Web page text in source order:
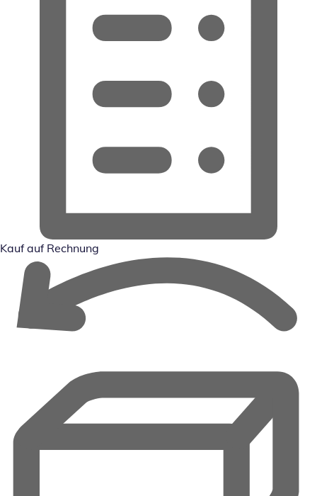
Kauf auf Rechnung